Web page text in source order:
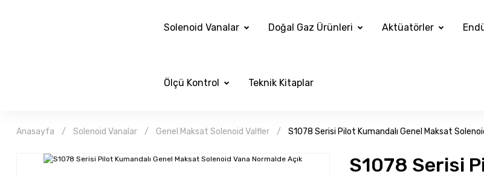
Solenoid Vanalar Doğal Gaz Ürünleri Aktüatörler
Ölçü Kontrol Teknik Kitaplar
Anasayfa Solenoid Vanalar Genel Maksat Solenoid Valfler S1078 Serisi Pilot Kumandalı Genel Maksat
S1078 Serisi